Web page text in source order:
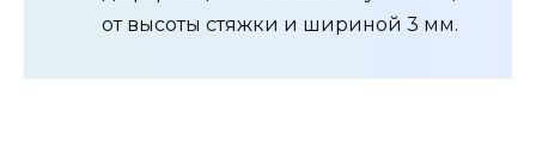
от высоты стяжки и шириной 3 мм.